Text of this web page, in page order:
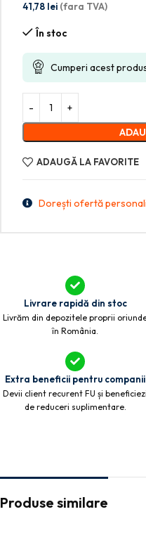
41,78 lei (fara TVA)
În stoc
Cumperi acest
ADAUGĂ LA FAVORITE
Dorești ofertă
Livrare rapidă din stoc
Livrăm din depozitele proprii
în România.
Extra beneficii pentru companii
Devii client recurent FU și beneficiezi
de reduceri suplimentare.
Produse similare